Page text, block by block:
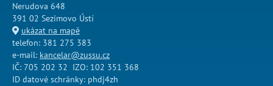
Nerudova 648
391 02 Sezimovo Ústí
ukázat na mapě
telefon: 381 275 383
e-mail: kancelar@zussu.cz
IČ: 705 202 32 IZO: 102 351 368
ID datové schránky: phdj4zh